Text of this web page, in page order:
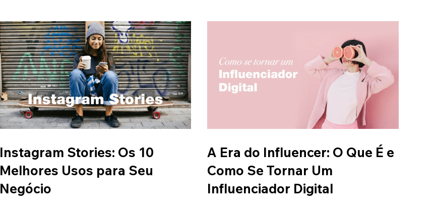
Instagram Stories: Os 10
Melhores Usos para Seu
Negócio
A Era do Influencer: O Que É e
Como Se Tornar Um
Influenciador Digital